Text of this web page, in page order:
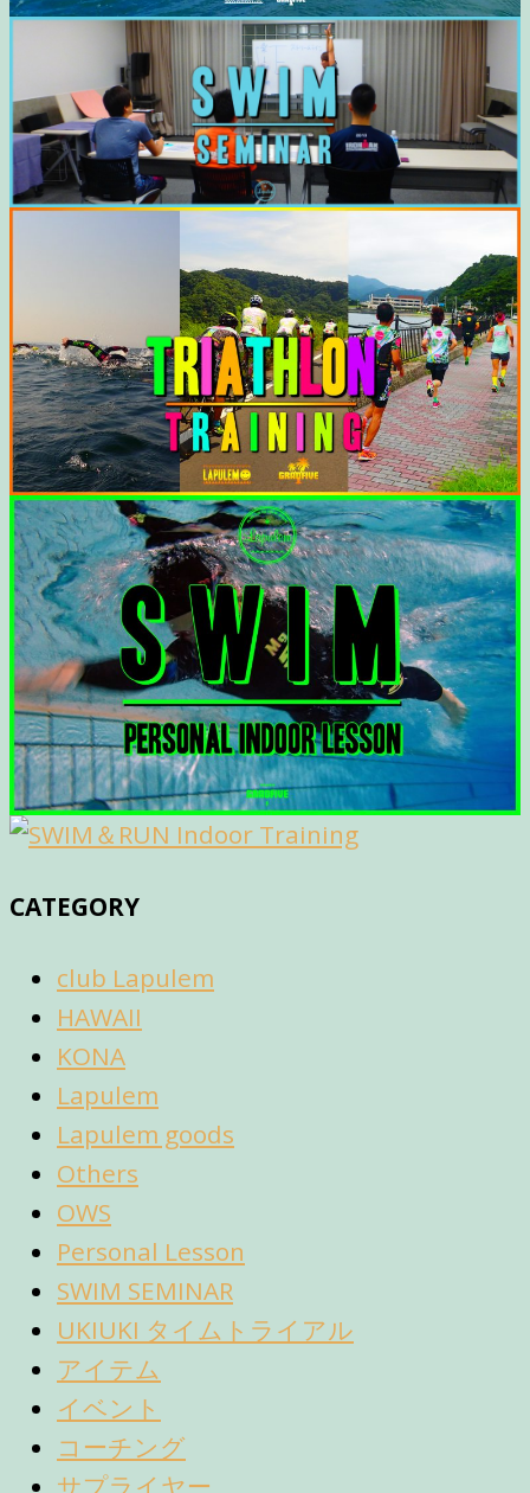
CATEGORY
club Lapulem
HAWAII
KONA
Lapulem
Lapulem goods
Others
OWS
Personal Lesson
SWIM SEMINAR
UKIUKI タイムトライアル
アイテム
イベント
コーチング